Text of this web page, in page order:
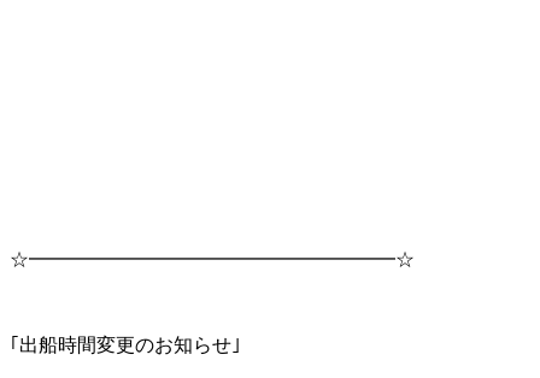
☆━━━━━━━━━━━━━━━━━━━☆
｢出船時間変更のお知らせ｣